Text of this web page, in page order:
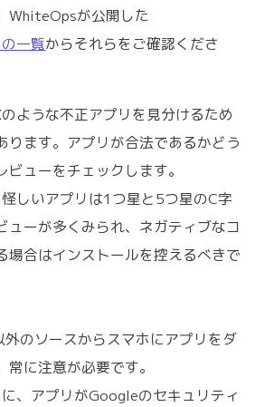
WhiteOpsが公開した
一覧からそれらをご確認くださ
ような不正アプリを見分けるため
ります。アプリが合法であるかどう
ューをチェックします。
しいアプリは1つ星と5つ星のC字
ューが多くみられ、ネガティブなコ
場合はインストールを控えるべきで
のソースからスマホにアプリをダ
に注意が必要です。
、アプリがGoogleのセキュリティ